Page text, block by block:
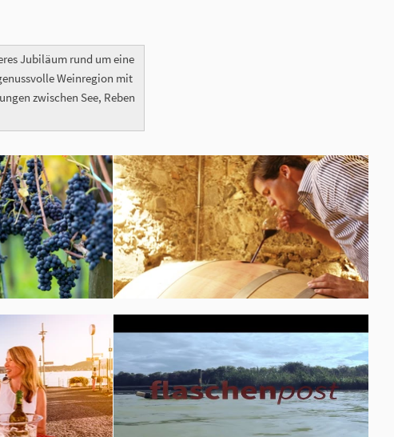
Jubiläum rund um eine
Weinregion mit
zwischen See, Reben